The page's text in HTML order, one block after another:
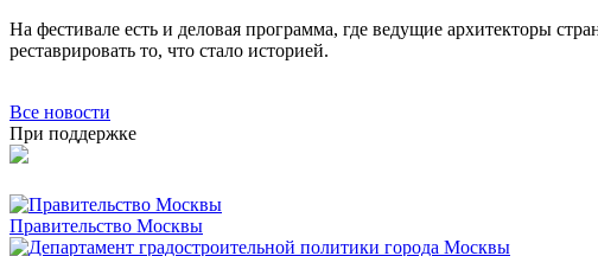
На фестивале есть и деловая программа, где ведущие архитекторы
реставрировать то, что стало историей.
Все новости
При поддержке
Правительство Москвы